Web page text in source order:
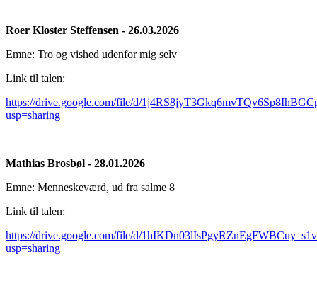
Roer Kloster Steffensen - 26.03.2026
Emne: Tro og vished udenfor mig selv
Link til talen:
https://drive.google.com/file/d/
usp=sharing
Mathias Brosbøl - 28.01.2026
Emne: Menneskeværd, ud fra salme 8
Link til talen:
https://drive.google.com/file/d/
usp=sharing